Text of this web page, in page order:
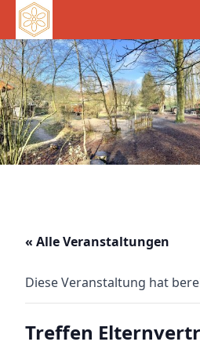
« Alle Veranstaltungen
Diese Veranstaltung hat
Treffen